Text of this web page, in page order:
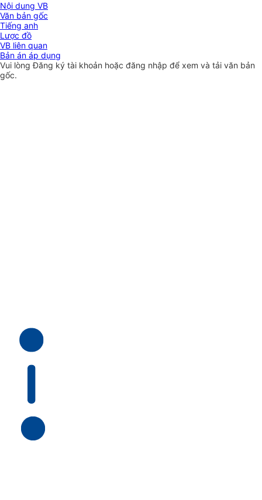
Nội dung VB
Văn bản gốc
Tiếng anh
Lược đồ
VB liên quan
Bản án áp dụng
Vui lòngĐăng ký tài khoản hoặc đăng nhập để xem và tải văn bản
gốc.